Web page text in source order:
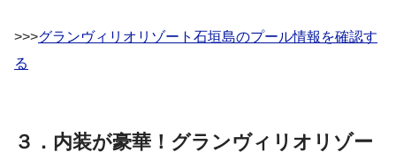
>>>グランヴィリオリゾート石垣島のプール情報を確認す
る
３．内装が豪華！グランヴィリオリゾー